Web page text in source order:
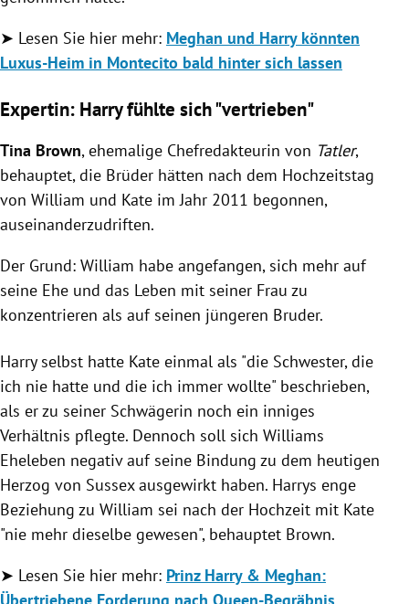
Untermenü
➤ Lesen Sie hier mehr: Meghan und Harry könnten
Luxus-Heim in Montecito bald hinter sich lassen
Expertin: Harry fühlte sich "vertrieben"
Tina Brown, ehemalige Chefredakteurin von Tatler,
behauptet, die Brüder hätten nach dem Hochzeitstag
von William und Kate im Jahr 2011 begonnen,
auseinanderzudriften.
Der Grund: William habe angefangen, sich mehr auf
seine Ehe und das Leben mit seiner Frau zu
konzentrieren als auf seinen jüngeren Bruder.
Harry selbst hatte Kate einmal als "die Schwester, die
ich nie hatte und die ich immer wollte" beschrieben,
als er zu seiner Schwägerin noch ein inniges
Verhältnis pflegte. Dennoch soll sich Williams
Eheleben negativ auf seine Bindung zu dem heutigen
Herzog von Sussex ausgewirkt haben. Harrys enge
Beziehung zu William sei nach der Hochzeit mit Kate
"nie mehr dieselbe gewesen", behauptet Brown.
➤ Lesen Sie hier mehr: Prinz Harry & Meghan:
Übertriebene Forderung nach Queen-Begräbnis